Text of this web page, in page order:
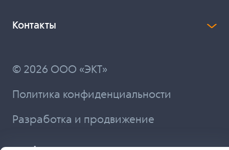
Контакты
© 2026 ООО «ЭКТ»
Политика конфиденциальности
Разработка и продвижение